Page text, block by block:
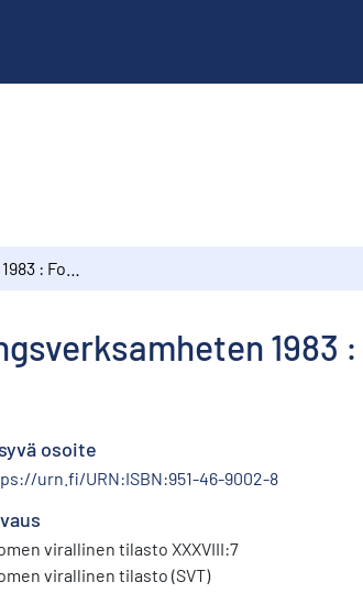
1983
osoite
urn.fi/URN:ISBN:951-46-9002-8
virallinen tilasto XXXVIII:7
virallinen tilasto (SVT)